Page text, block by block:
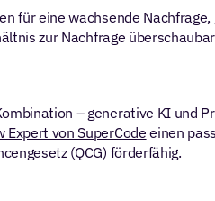
für eine wachsende
zur Nachfrage
von SuperCode einen
(QCG) förderfähig.